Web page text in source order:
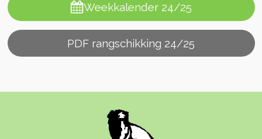
Weekkalender 24/25
PDF rangschikking 24/25